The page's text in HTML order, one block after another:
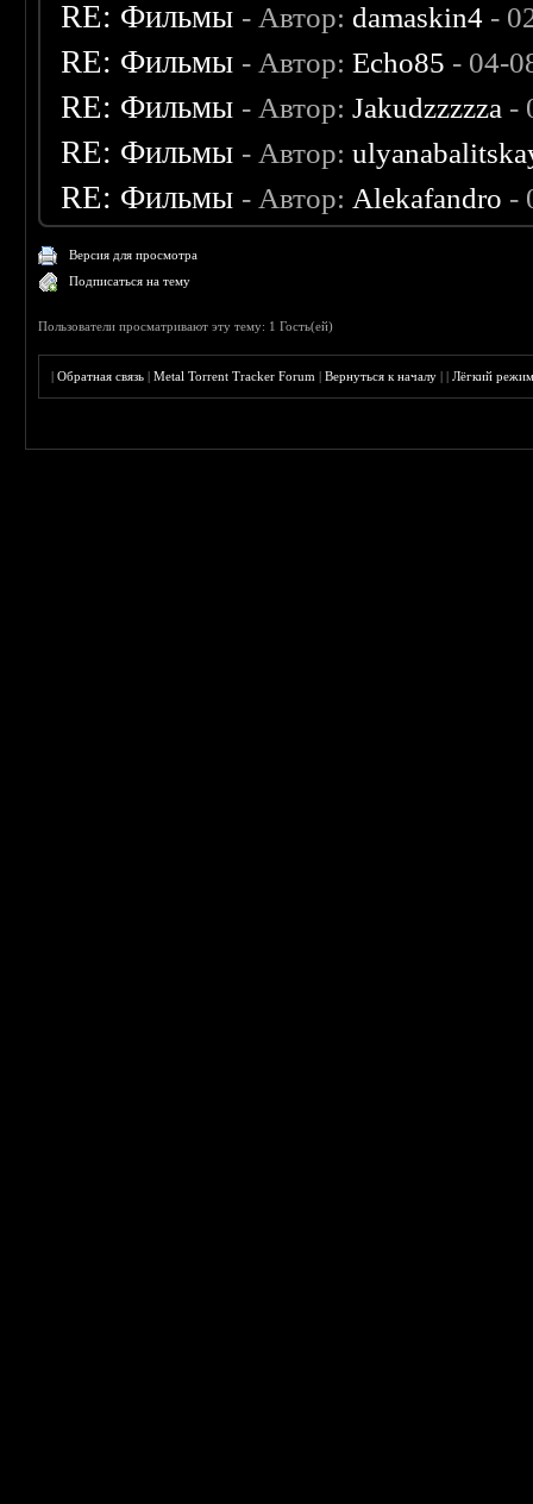
RE: Фильмы - Автор: damaskin4 -
RE: Фильмы - Автор:Echo85 - 04-
RE: Фильмы - Автор:Jakudzzzzza -
RE: Фильмы - Автор:
RE: Фильмы - Автор: Alekafandro -
Версия для просмотра
Подписаться на тему
Пользователи просматривают эту тему: 1 Гость(ей)
|Обратная связь |Metal Torrent Tracker Forum |Вернуться к началу ||Лёгкий